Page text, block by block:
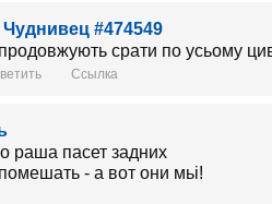
#474549
срати по усьому
Ссылка
раша пасет задних
- а вот они мьі!